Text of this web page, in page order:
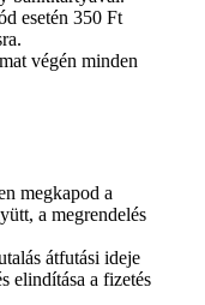
esetén 350 Ft
végén minden
megkapod a
a megrendelés
átfutási ideje
elindítása a fizetés